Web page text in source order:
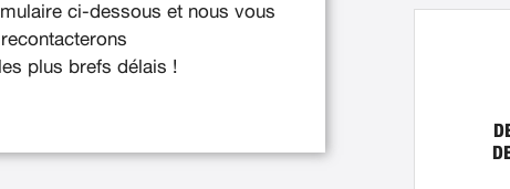
ci-dessous et nous vous
recontacterons
plus brefs délais !